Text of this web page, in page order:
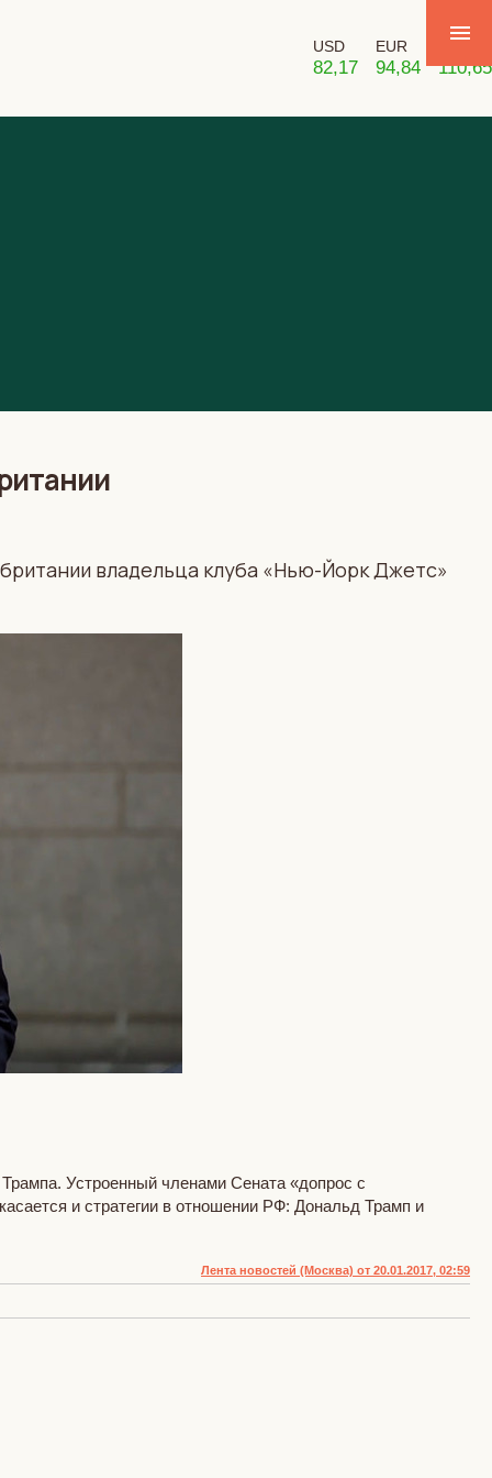
USD
82,17
EUR
94,84 110,65
владельца клуба «Нью-Йорк Джетс»
Устроенный членами Сената «допрос с
и стратегии в отношении РФ: Дональд Трамп и
Лента новостей (Москва) от 20.01.2017, 02:59